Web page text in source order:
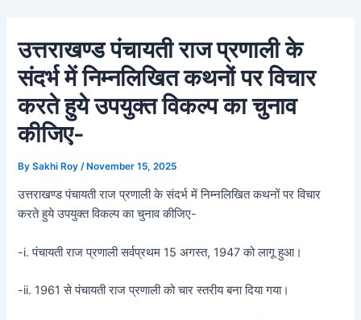
content
उत्तराखण्ड पंचायती राज प्रणाली के
संदर्भ में निम्नलिखित कथनों पर विचार
करते हुये उपयुक्त विकल्प का चुनाव
कीजिए-
BySakhi Roy /November 15, 2025
उत्तराखण्ड पंचायती राज प्रणाली के संदर्भ में निम्नलिखित कथनों पर विचार
करते हुये उपयुक्त विकल्प का चुनाव कीजिए-
-i. पंचायती राज प्रणाली सर्वप्रथम 15 अगस्त, 1947 को लागू हुआ।
-ii. 1961 से पंचायती राज प्रणाली को चार स्तरीय बना दिया गया।